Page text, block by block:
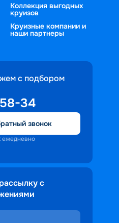
Коллекция выгодных
круизов
Круизные компании и
наши партнеры
с подбором
34
звонок
ежедневно
с